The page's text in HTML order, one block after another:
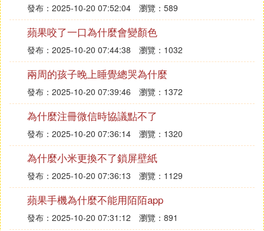
發布：2025-10-20 07:52:04 瀏覽：589
蘋果咬了一口為什麼會變顏色
發布：2025-10-20 07:44:38 瀏覽：1032
兩周的孩子晚上睡覺總哭為什麼
發布：2025-10-20 07:39:46 瀏覽：1372
為什麼注冊微信時協議點不了
發布：2025-10-20 07:36:14 瀏覽：1320
為什麼小米更換不了鎖屏壁紙
發布：2025-10-20 07:36:13 瀏覽：1129
蘋果手機為什麼不能用陌陌app
發布：2025-10-20 07:31:12 瀏覽：891